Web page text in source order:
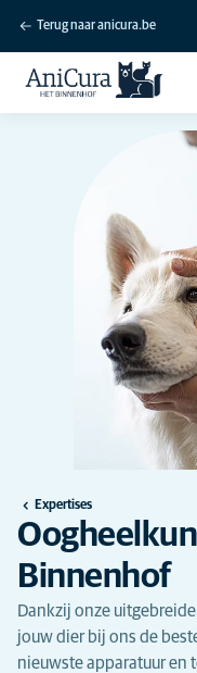
Terug naar anicura.be
Expertises
Binnenhof
Dankzij onze
jouw dier bij ons de
nieuwste apparatuur en